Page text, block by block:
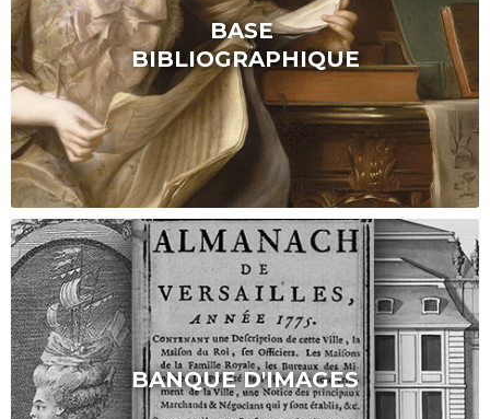
BASE
BIBLIOGRAPHIQUE
BANQUE D'IMAGES